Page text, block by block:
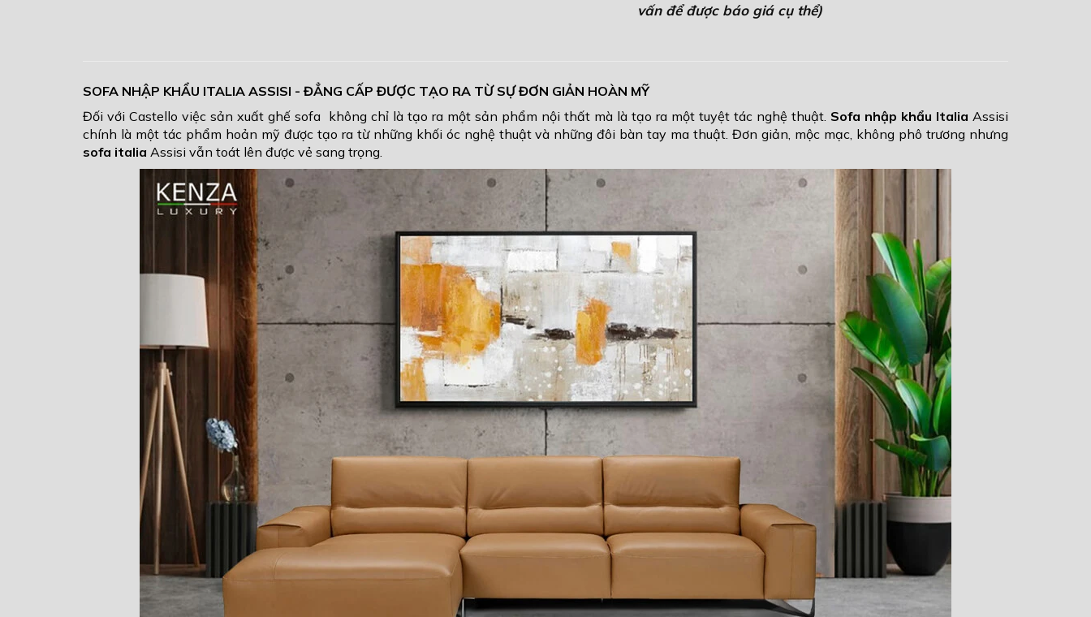
vấn để được báo giá cụ thể)
SOFA NHẬP KHẨU ITALIA ASSISI - ĐẲNG CẤP ĐƯỢC TẠO RA TỪ SỰ ĐƠN GIẢN HOÀN MỸ
Đối với Castello việc sản xuất ghế sofa không chỉ là tạo ra một sản phẩm nội thất mà là tạo ra một tuyệt tác nghệ thuật. Sofa nhập khẩu Italia Assisi
chính là một tác phẩm hoản mỹ được tạo ra từ những khối óc nghệ thuật và những đôi bàn tay ma thuật. Đơn giản, mộc mạc, không phô trương nhưng
sofa italia Assisi vẫn toát lên được vẻ sang trọng.